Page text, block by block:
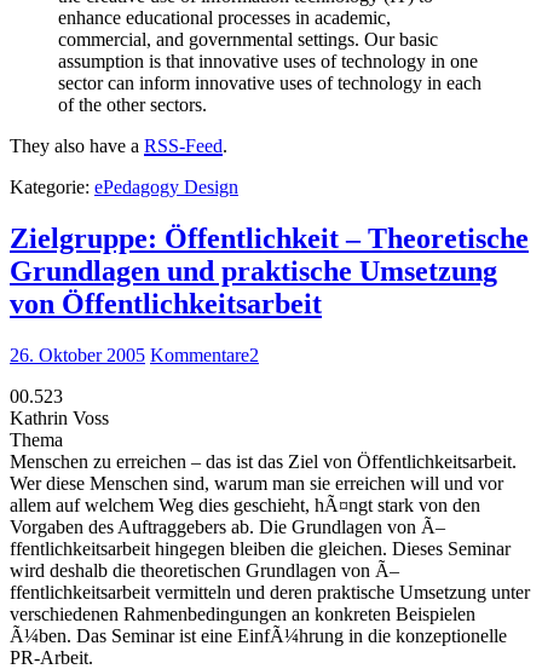
enhance educational processes in academic,
commercial, and governmental settings. Our basic
assumption is that innovative uses of technology in one
sector can inform innovative uses of technology in each
of the other sectors.
They also have a RSS-Feed.
Kategorie: ePedagogy Design
Zielgruppe: Öffentlichkeit – Theoretische
Grundlagen und praktische Umsetzung
von Öffentlichkeitsarbeit
26. Oktober 2005 Kommentare2
00.523
Kathrin Voss
Thema
Menschen zu erreichen – das ist das Ziel von Öffentlichkeitsarbeit.
Wer diese Menschen sind, warum man sie erreichen will und vor
allem auf welchem Weg dies geschieht, hÃ¤ngt stark von den
Vorgaben des Auftraggebers ab. Die Grundlagen von Ã–
ffentlichkeitsarbeit hingegen bleiben die gleichen. Dieses Seminar
wird deshalb die theoretischen Grundlagen von Ã–
ffentlichkeitsarbeit vermitteln und deren praktische Umsetzung unter
verschiedenen Rahmenbedingungen an konkreten Beispielen
Ã¼ben. Das Seminar ist eine EinfÃ¼hrung in die konzeptionelle
PR-Arbeit.